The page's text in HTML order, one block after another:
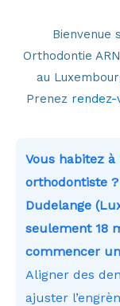
Bienvenue
Orthodontie
au
Prenez rendez-
Vous habitez
orthodontiste ?
Dudelange
seulement 18
commencer
Aligner des
ajuster